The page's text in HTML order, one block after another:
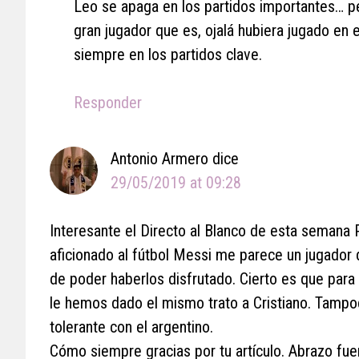
Leo se apaga en los partidos importantes…
gran jugador que es, ojalá hubiera jugado
siempre en los partidos clave.
Responder
Antonio Armero dice
29/05/2019 at 09:28
Interesante el Directo al Blanco de esta
aficionado al fútbol Messi me parece un
de poder haberlos disfrutado. Cierto es que
le hemos dado el mismo trato a Cristiano.
tolerante con el argentino.
Cómo siempre gracias por tu artículo. Abrazo